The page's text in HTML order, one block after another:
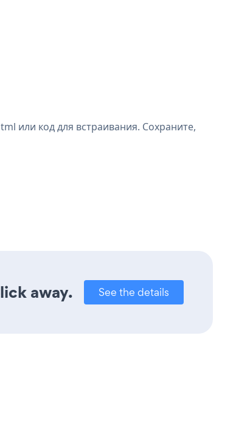
или код для встраивания. Сохраните,
away. See the details